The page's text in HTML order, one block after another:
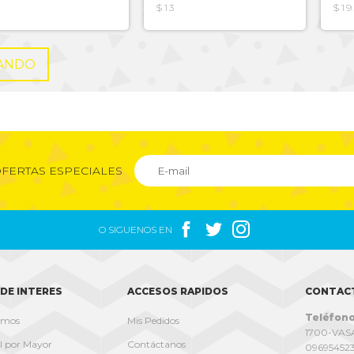
$13
ESPECIALES
O SIGUENOS EN   
INTERES
por Mayor
ACCESOS RAPIDOS
Mis Pedidos
Contáctanos
1700-